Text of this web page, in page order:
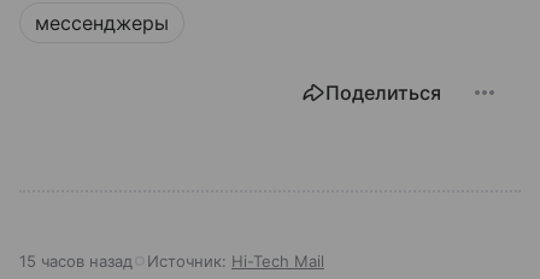
мессенджеры
Поделиться
15 часов назад Источник: Hi-Tech Mail